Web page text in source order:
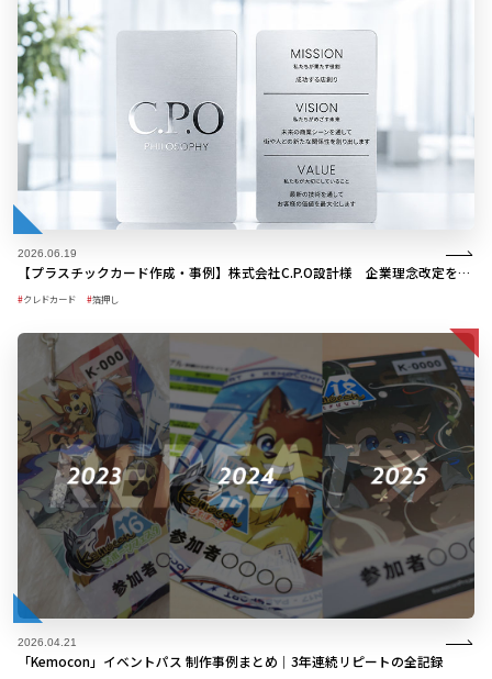
2026.06.19
【プラスチックカード作成・事例】株式会社C.P.O設計様 企業理念改定を機に製作したクレドカード
クレドカード 箔押し
2026.04.21
「Kemocon」イベントパス 制作事例まとめ｜3年連続リピートの全記録